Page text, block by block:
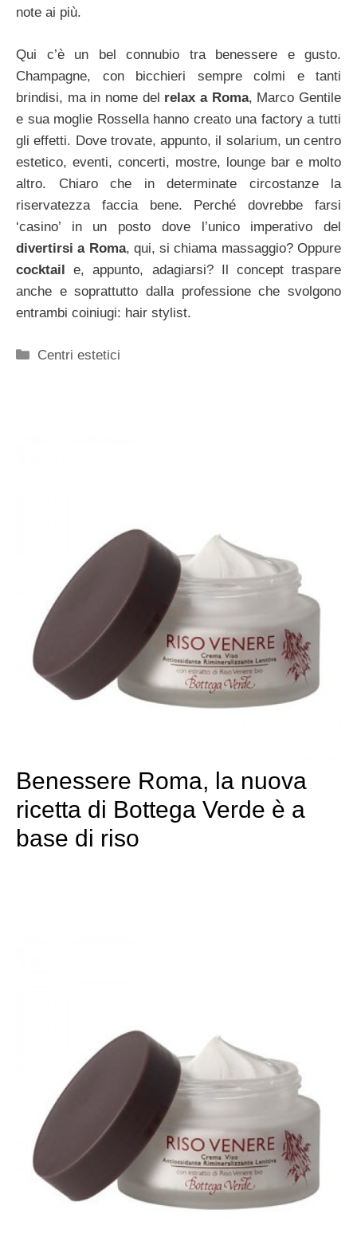
note ai più.
Qui c’è un bel connubio tra benessere e gusto.
Champagne, con bicchieri sempre colmi e tanti
brindisi, ma in nome del relax a Roma, Marco Gentile
e sua moglie Rossella hanno creato una factory a tutti
gli effetti. Dove trovate, appunto, il solarium, un centro
estetico, eventi, concerti, mostre, lounge bar e molto
altro. Chiaro che in determinate circostanze la
riservatezza faccia bene. Perché dovrebbe farsi
‘casino’ in un posto dove l’unico imperativo del
divertirsi a Roma, qui, si chiama massaggio? Oppure
cocktail e, appunto, adagiarsi? Il concept traspare
anche e soprattutto dalla professione che svolgono
entrambi coiniugi: hair stylist.
Categorie
Centri estetici
Benessere Roma, la nuova
ricetta di Bottega Verde è a
base di riso